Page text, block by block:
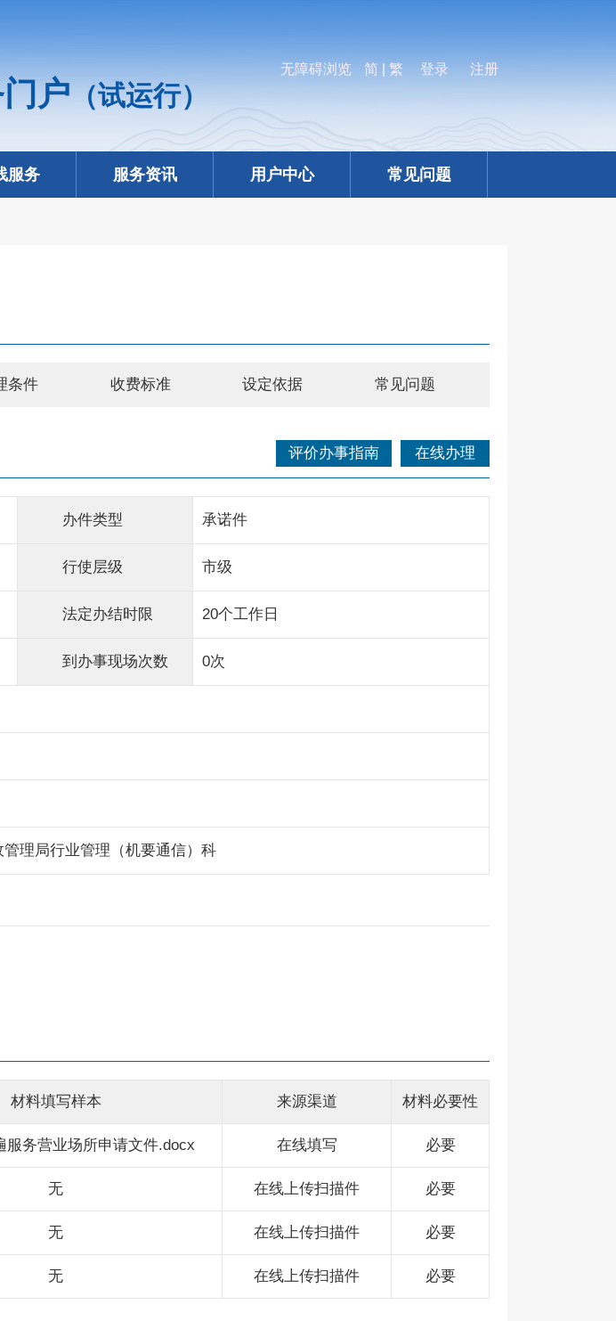
户（试运行）
无障碍浏览 简 繁 登录 注册
服务 服务资讯 用户中心 常见问题
条件 收费标准 设定依据 常见问题
在线办理
评价办事指南
办件类型 承诺件
行使层级 市级
法定办结时限 20个工作日
到办事现场次数 0次
理局行业管理（机要通信）科
材料填写样本 来源渠道 材料必要性
服务营业场所申请文件.docx 在线填写 必要
无 在线上传扫描件 必要
无 在线上传扫描件 必要
无 在线上传扫描件 必要